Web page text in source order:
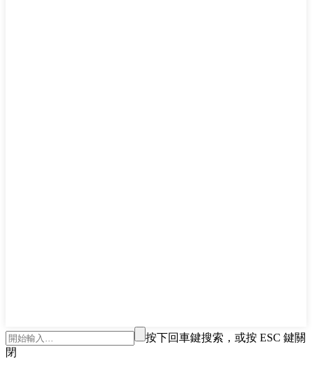
按下回車鍵搜索，或按 ESC 鍵關
閉